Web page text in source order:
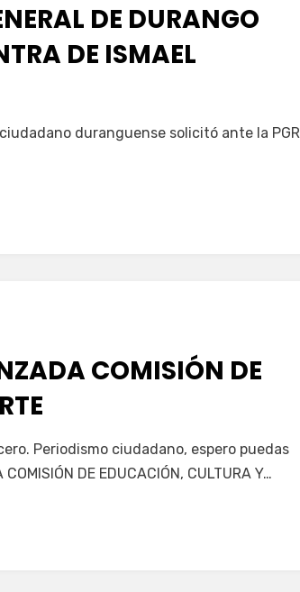
DE DURANGO
DE ISMAEL
duranguense solicitó ante la PGR
COMISIÓN DE
Periodismo ciudadano, espero puedas
DE EDUCACIÓN, CULTURA Y…